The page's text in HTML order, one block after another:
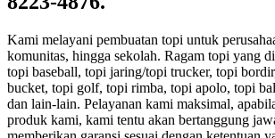
Kami melayani pembuatan topi untuk
komunitas, hingga sekolah. Ragam topi yang
topi baseball, topi jaring/topi trucker, topi
bucket, topi golf, topi rimba, topi apolo, topi
dan lain-lain. Pelayanan kami maksimal,
produk kami, kami tentu akan bertanggung